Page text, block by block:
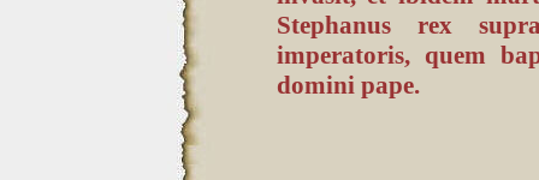
Stephanus rex
imperatoris, quem
domini pape.